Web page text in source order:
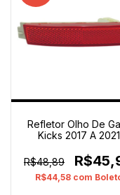
Refletor Olho De
Kicks 2017 A 2021
Vermelho
R$48,89
R$44,58 com